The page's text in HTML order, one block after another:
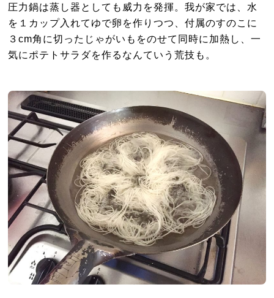
圧力鍋は蒸し器としても威力を発揮。我が家では、水
を１カップ入れてゆで卵を作りつつ、付属のすのこに
３cm角に切ったじゃがいもをのせて同時に加熱し、一
気にポテトサラダを作るなんていう荒技も。